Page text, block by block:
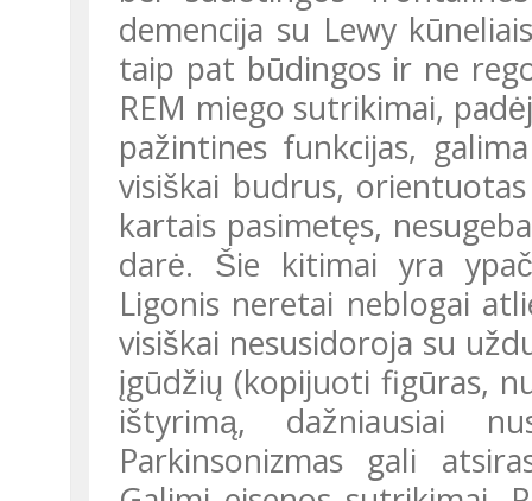
demencija su Lewy
taip pat būdingos ir ne
REM miego sutrikimai,
pažintines funkcijas,
visiškai budrus,
kartais pasimetęs,
darė. Šie kitimai yra
Ligonis neretai neblogai
visiškai nesusidoroja su
įgūdžių (kopijuoti figūras,
ištyrimą, dažniausiai
Parkinsonizmas gali